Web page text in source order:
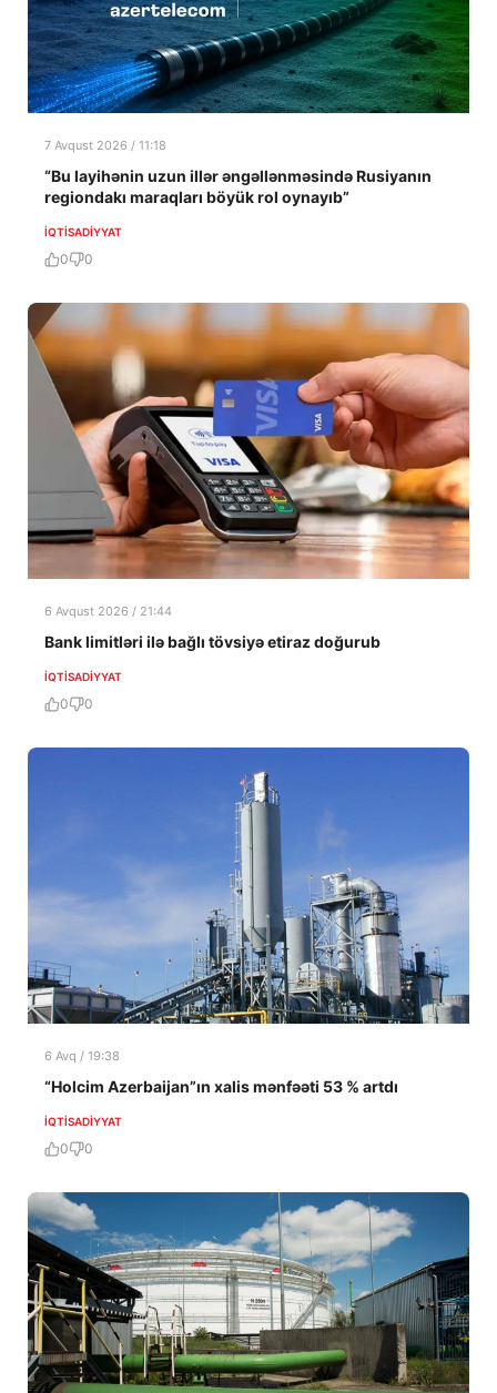
7 Avqust 2026 / 11:18
“Bu layihənin uzun illər əngəllənməsində Rusiyanın
regiondakı maraqları böyük rol oynayıb”
İQTISADIYYAT
0 0
6 Avqust 2026 / 21:44
Bank limitləri ilə bağlı tövsiyə etiraz doğurub
İQTISADIYYAT
0 0
6 Avq / 19:38
“Holcim Azerbaijan”ın xalis mənfəəti 53 % artdı
İQTISADIYYAT
0 0